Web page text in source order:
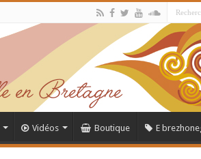
Vidéos Boutique E